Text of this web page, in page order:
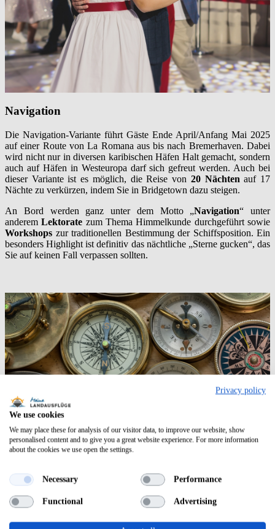
Navigation
Die Navigation-Variante führt Gäste Ende April/Anfang Mai 2025
auf einer Route von La Romana aus bis nach Bremerhaven. Dabei
wird nicht nur in diversen karibischen Häfen Halt gemacht, sondern
auch auf Häfen in Westeuropa darf sich gefreut werden. Auch bei
dieser Variante ist es möglich, die Reise von 20 Nächten auf 17
Nächte zu verkürzen, indem Sie in Bridgetown dazu steigen.
An Bord werden ganz unter dem Motto „Navigation“ unter
anderemLektorate zum Thema Himmelkunde durchgeführt sowie
Workshops zur traditionellen Bestimmung der Schiffsposition. Ein
besonders Highlight ist definitiv das nächtliche „Sterne gucken“, das
Sie auf keinen Fall verpassen sollten.
Auf Entdeckerkurs
Im August 2025 bis September 2025 kann schließlich die „Auf
Entdeckerkurs“-Variante mit ihren Angeboten überzeugen. Auch
hier handelt es sich, wie bei den beiden Vorgängern, um eine
Privacy policy
We use cookies
We may place these for analysis of our visitor data, to improve our website, show
personalised content and to give you a great website experience. For more information
about the cookies we use open the settings.
Necessary Performance
Functional Advertising